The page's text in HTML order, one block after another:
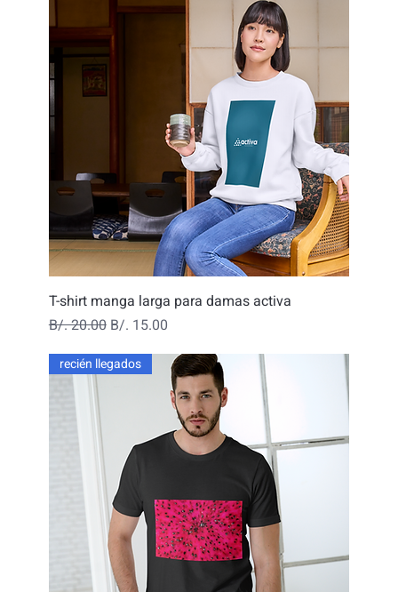
T-shirt manga larga para damas activa
Precio
B/. 20.00 Precio de oferta
B/. 15.00
recién llegados